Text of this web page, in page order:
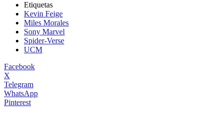
Etiquetas
Kevin Feige
Miles Morales
Sony Marvel
Spider-Verse
UCM
Facebook
X
Telegram
WhatsApp
Pinterest